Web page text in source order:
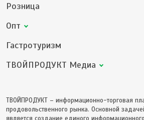
Розница
Опт
Гастротуризм
ТВОЙПРОДУКТ Медиа
ТВОЙПРОДУКТ – информационно-торговая
продовольственного рынка. Основной